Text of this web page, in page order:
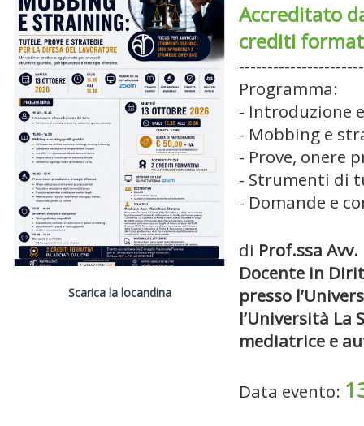
Scarica la locandina
Accreditato
crediti
Programma:
- Introduzione
- Mobbing e
- Prove, onere
- Strumenti di
- Domande e
di Prof.ssa
Docente in
presso
l’Università La
mediatrice e
Data evento: